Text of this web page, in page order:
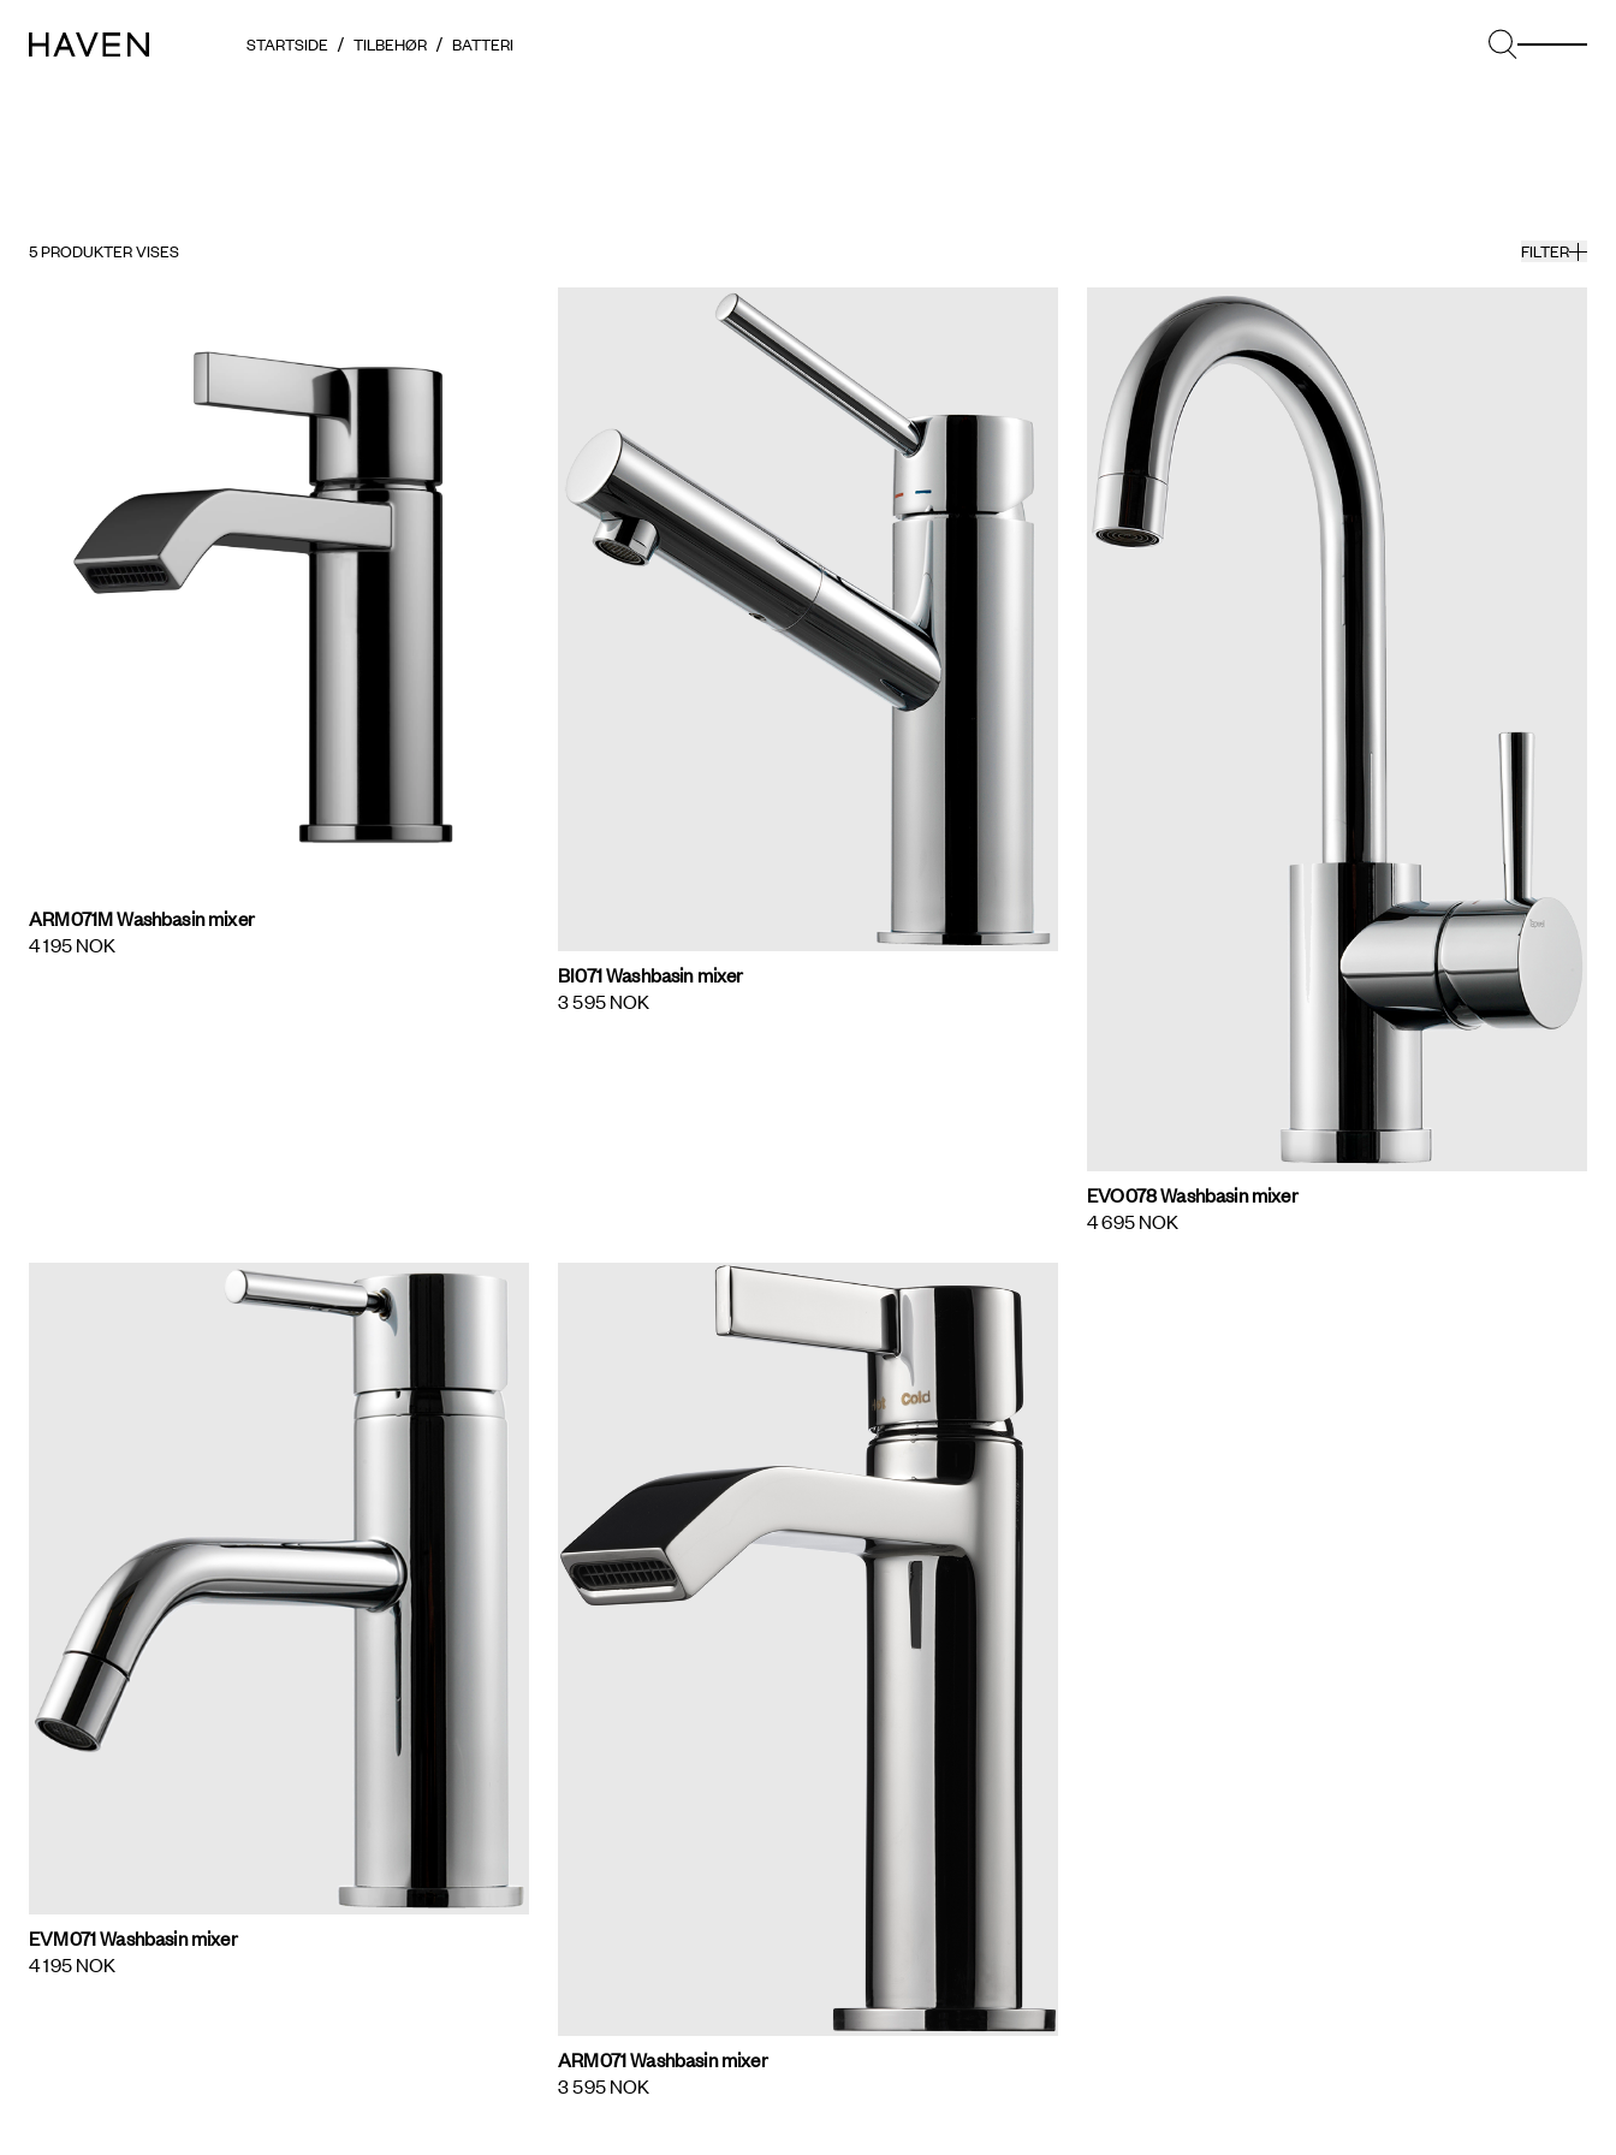
STARTSIDE TILBEHØR BATTERI
5PRODUKTER VISES FILTER
ARM071M Washbasin mixer
4 195 NOK
BI071 Washbasin mixer
3 595 NOK
EVO078 Washbasin mixer
4 695 NOK
EVM071 Washbasin mixer
4 195 NOK
ARM071 Washbasin mixer
3 595 NOK